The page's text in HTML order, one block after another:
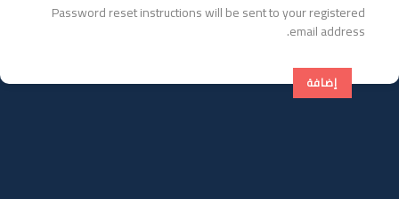
Password reset instructions will be sent to your registered
email address.